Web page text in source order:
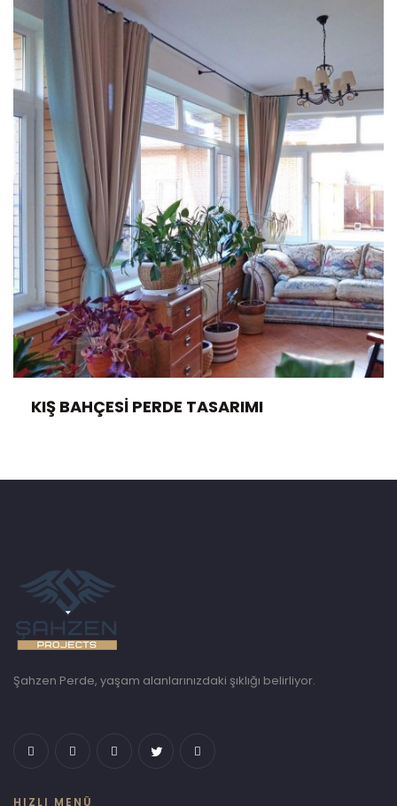
KIŞ BAHÇESI PERDE TASARIMI
Şahzen Perde, yaşam alanlarınızdaki şıklığı belirliyor.
HIZLI MENÜ